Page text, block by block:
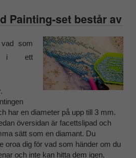
Painting-set består av
som
i ett
har en diameter på upp till 3 mm.
översidan är facettslipad och
sätt som en diamant. Du
oroa dig för vad som händer om du
och inte kan hitta dem igen,